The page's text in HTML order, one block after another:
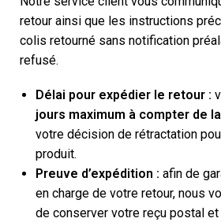
retour ainsi que les instructions
colis retourné sans notification
refusé.
Délai pour expédier le retour :
jours maximum à compter de
votre décision de rétractation
produit.
Preuve d’expédition : afin de
en charge de votre retour, nous
de conserver votre reçu postal